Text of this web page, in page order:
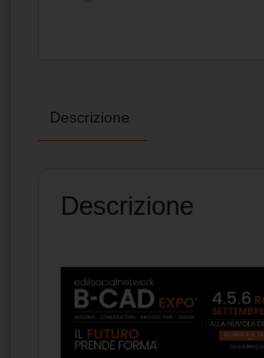
Descrizione
Descrizione